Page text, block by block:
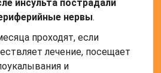
инсульта пострадали
нервы.
проходят, если
лечение, посещает
и